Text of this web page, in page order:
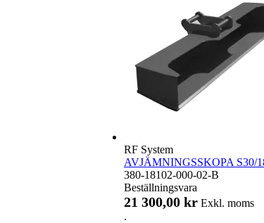
RF System
AVJÄMNINGSSKOPA S30/
380-18102-000-02-B
Beställningsvara
21 300,00 kr Exkl. moms
.